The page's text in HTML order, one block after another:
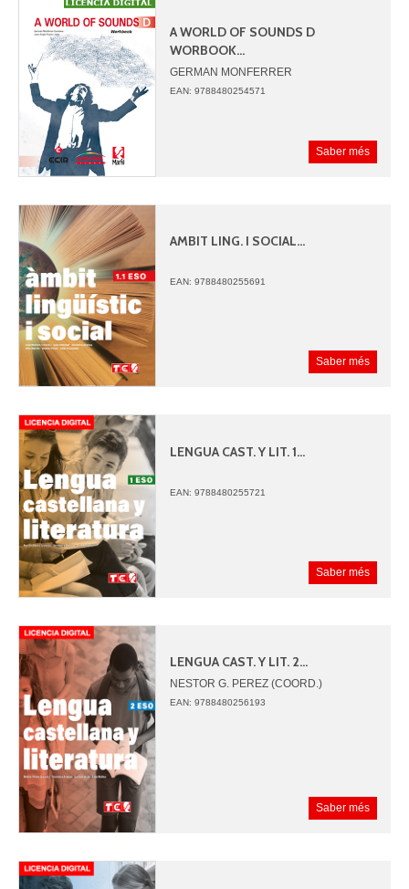
A WORLD OF SOUNDS D
WORBOOK...
GERMAN MONFERRER
JUAN ANGEL PICAZO
EAN: 9788480254571
Saber més
AMBIT LING. I SOCIAL...
EAN: 9788480255691
Saber més
LENGUA CAST. Y LIT. 1...
EAN: 9788480255721
Saber més
LENGUA CAST. Y LIT. 2...
NESTOR G. PEREZ (COORD.)
VERONICA ARENAS
EAN: 9788480256193
Saber més